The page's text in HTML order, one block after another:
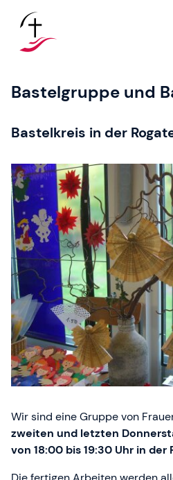
Bastelgruppe und
Bastelkreis in der
Wir sind eine Gruppe von
zweiten und letzten
von 18:00 bis 19:30 Uhr in der